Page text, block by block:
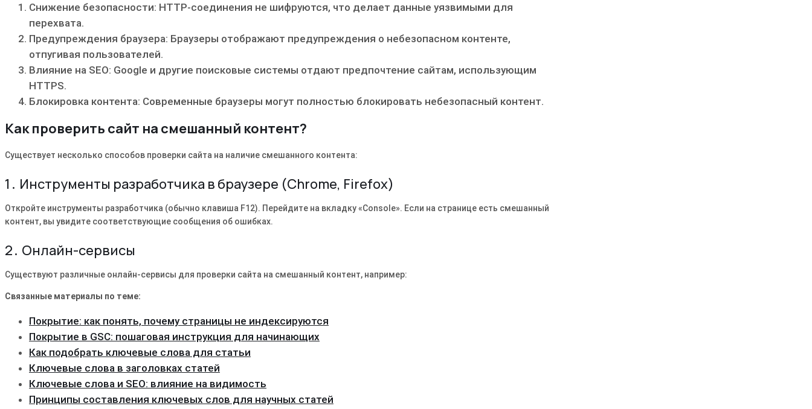
Снижение безопасности: HTTP-соединения не шифруются, что делает данные уязвимыми для
перехвата․
Предупреждения браузера: Браузеры отображают предупреждения о небезопасном контенте,
отпугивая пользователей․
Влияние на SEO: Google и другие поисковые системы отдают предпочтение сайтам, использующим
HTTPS․
Блокировка контента: Современные браузеры могут полностью блокировать небезопасный контент․
Как проверить сайт на смешанный контент?
Существует несколько способов проверки сайта на наличие смешанного контента:
1․ Инструменты разработчика в браузере (Chrome, Firefox)
Откройте инструменты разработчика (обычно клавиша F12)․ Перейдите на вкладку «Console»․ Если на странице есть смешанный
контент, вы увидите соответствующие сообщения об ошибках․
2․ Онлайн-сервисы
Существуют различные онлайн-сервисы для проверки сайта на смешанный контент, например:
Связанные материалы по теме:
Покрытие: как понять, почему страницы не индексируются
Покрытие в GSC: пошаговая инструкция для начинающих
Как подобрать ключевые слова для статьи
Ключевые слова в заголовках статей
Ключевые слова и SEO: влияние на видимость
Принципы составления ключевых слов для научных статей